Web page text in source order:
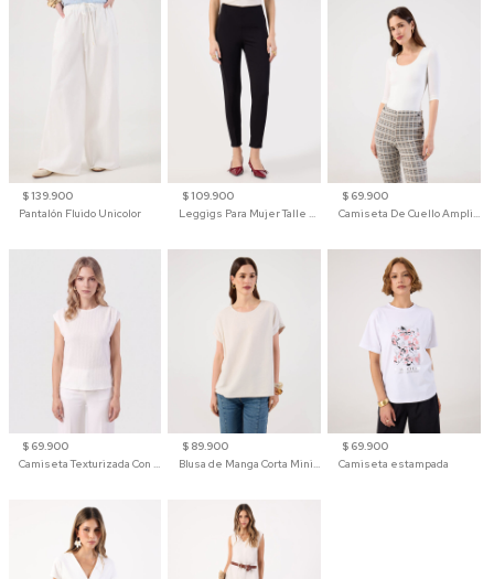
$ 139.900
Pantalón Fluido Unicolor
$ 109.900
$ 69.900
$ 69.900
$ 89.900
$ 69.900
Camiseta estampada